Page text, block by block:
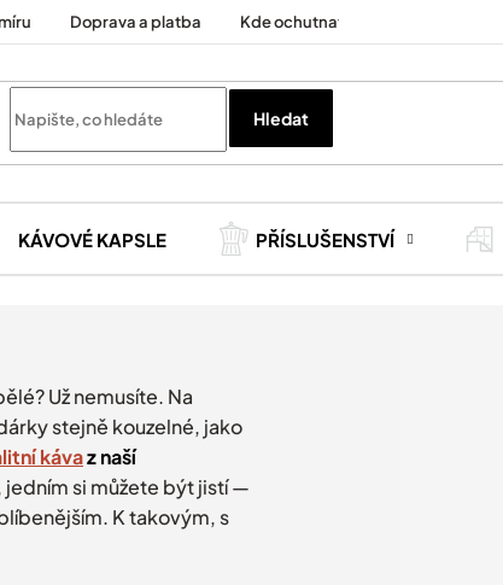
Doprava a platba Kde ochutnat
Hledat
KÁVOVÉ KAPSLE PŘÍSLUŠENSTVÍ
Už nemusíte. Na
stejně kouzelné, jako
kávaz naší
jedním si můžete být jistí —
K takovým, s